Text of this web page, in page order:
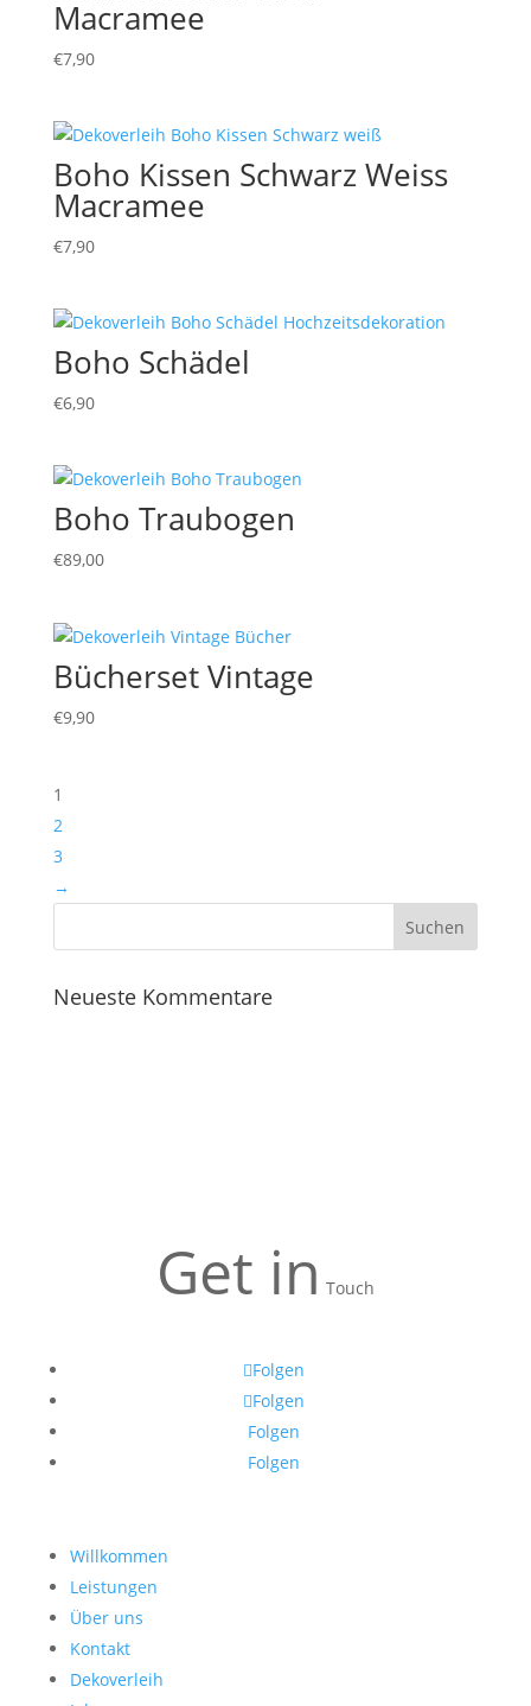
Macramee
€7,90
Boho Kissen Schwarz Weiss
Macramee
€7,90
Boho Schädel
€6,90
Boho Traubogen
€89,00
Bücherset Vintage
€9,90
1
2
3
→
Neueste Kommentare
Get in Touch
Folgen
Folgen
Folgen
Folgen
Willkommen
Leistungen
Über uns
Kontakt
Dekoverleih